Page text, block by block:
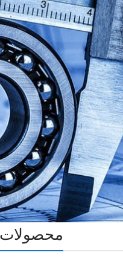
محصولات